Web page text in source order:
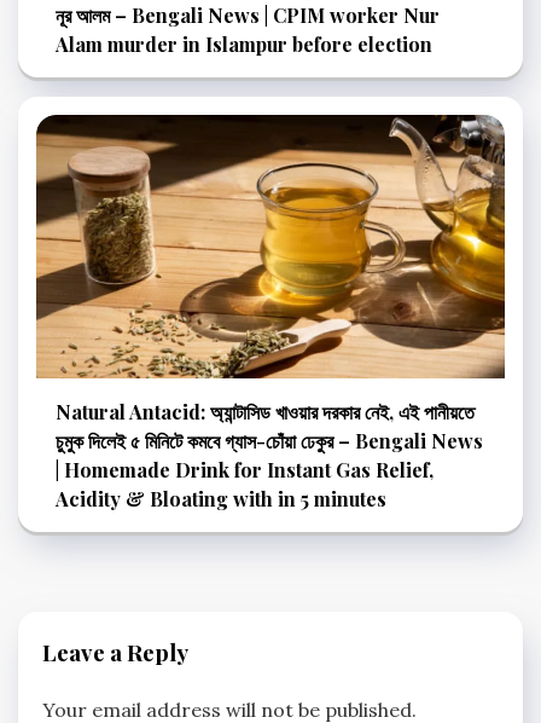
নূর আলম – Bengali News | CPIM worker Nur
Alam murder in Islampur before election
Natural Antacid: অ্যান্টাসিড খাওয়ার দরকার নেই, এই পানীয়তে
চুমুক দিলেই ৫ মিনিটে কমবে গ্যাস-চোঁয়া ঢেকুর – Bengali News
| Homemade Drink for Instant Gas Relief,
Acidity & Bloating with in 5 minutes
Leave a Reply
Your email address will not be published.